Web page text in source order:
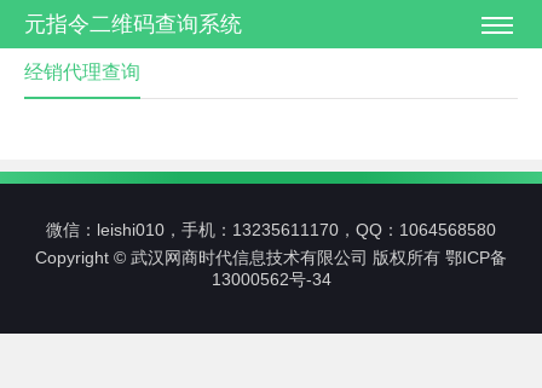
元指令二维码查询系统
经销代理查询
微信：leishi010，手机：13235611170，QQ：1064568580
Copyright © 武汉网商时代信息技术有限公司 版权所有 鄂ICP备
13000562号-34